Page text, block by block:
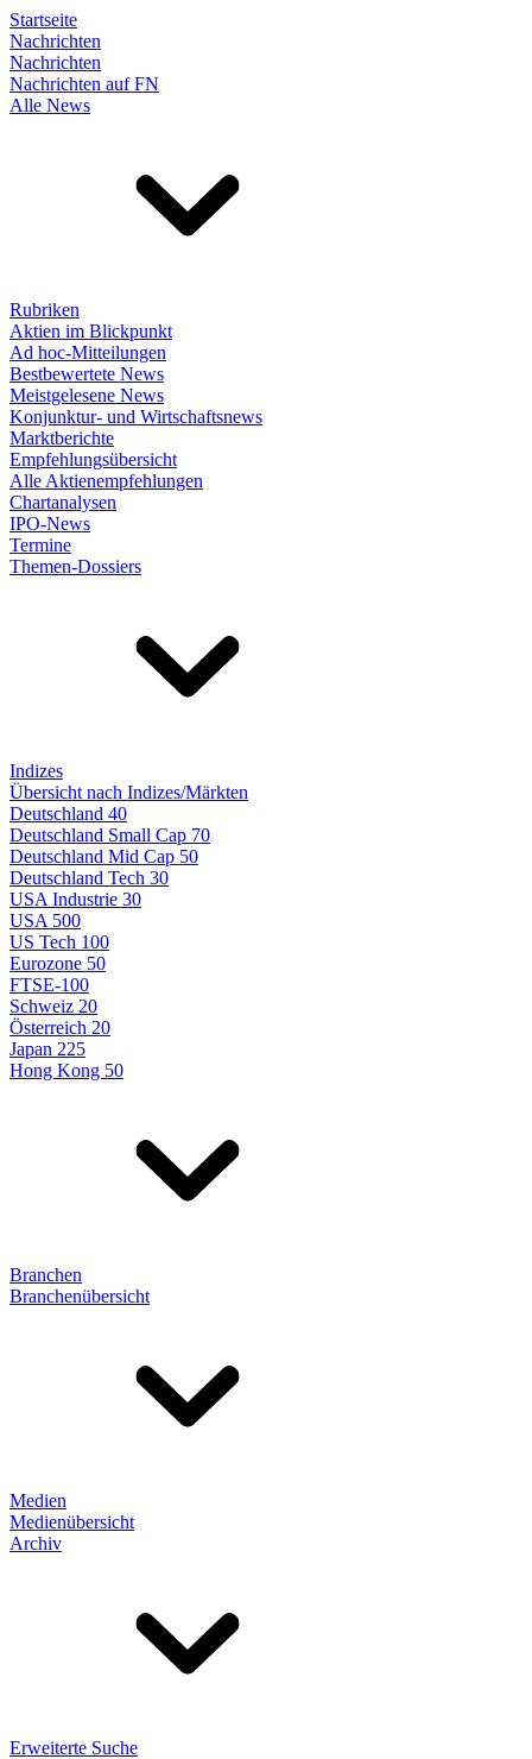
Startseite
Nachrichten
Nachrichten
Nachrichten auf FN
Alle News
Rubriken
Aktien im Blickpunkt
Ad hoc-Mitteilungen
Bestbewertete News
Meistgelesene News
Konjunktur- und Wirtschaftsnews
Marktberichte
Empfehlungsübersicht
Alle Aktienempfehlungen
Chartanalysen
IPO-News
Termine
Themen-Dossiers
Indizes
Übersicht nach Indizes/Märkten
Deutschland 40
Deutschland Small Cap 70
Deutschland Mid Cap 50
Deutschland Tech 30
USA Industrie 30
USA 500
US Tech 100
Eurozone 50
FTSE-100
Schweiz 20
Österreich 20
Japan 225
Hong Kong 50
Branchen
Branchenübersicht
Medien
Medienübersicht
Archiv
Erweiterte Suche